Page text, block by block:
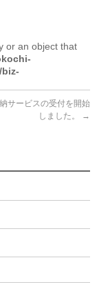
or an object that
サービスの受付を開始
しました。
→